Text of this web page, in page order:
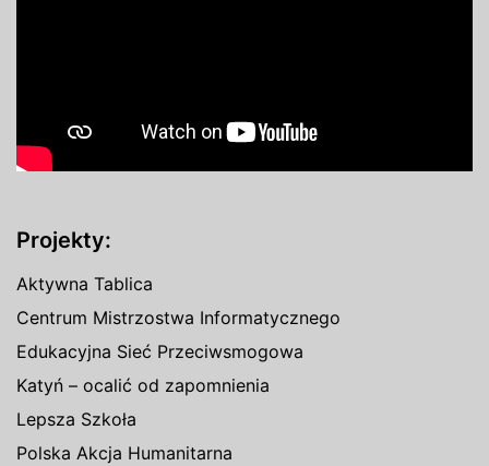
Projekty:
Aktywna Tablica
Centrum Mistrzostwa Informatycznego
Edukacyjna Sieć Przeciwsmogowa
Katyń – ocalić od zapomnienia
Lepsza Szkoła
Polska Akcja Humanitarna